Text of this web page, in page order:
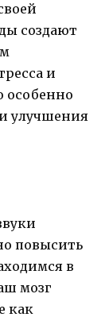
создают
и
особенно
улучшения
повысить
в
мозг
как